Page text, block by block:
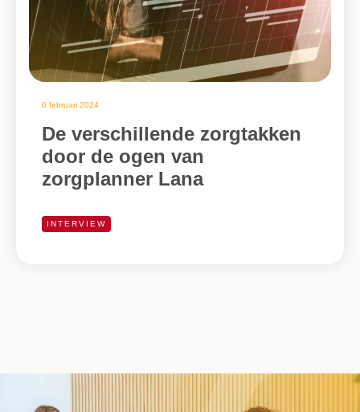
6 februari 2024
De verschillende zorgtakken
door de ogen van
zorgplanner Lana
INTERVIEW